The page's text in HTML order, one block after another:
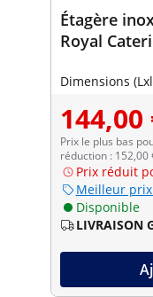
Étagère
Royal
Dimensions
144,00
Prix le plus bas
réduction : 152,00
Prix réduit
Meilleur
Disponible
LIVRAISON